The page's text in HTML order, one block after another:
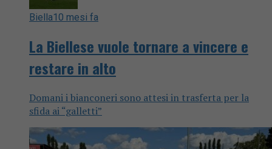
Biella10 mesi fa
La Biellese vuole tornare a vincere e
restare in alto
Domani i bianconeri sono attesi in trasferta per la
sfida ai “galletti”